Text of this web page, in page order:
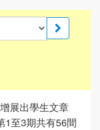
展出學生文章
1至3期共有56間